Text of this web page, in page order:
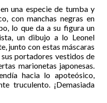
una especie de tumba y
con manchas negras en
lo que da a su figura un
un dibujo a lo Leonel
junto con estas máscaras
portadores vestidos de
marionetas japonesas.
hacia lo apoteósico,
truculento. ¡Demasiada